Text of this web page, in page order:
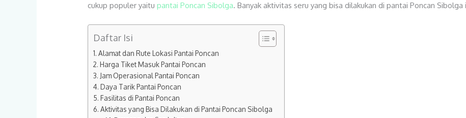
cukup populer yaitupantai Poncan Sibolga. Banyak aktivitas seru yang bisa dilakukan di pantai Poncan
Daftar Isi
Alamat dan Rute Lokasi Pantai Poncan
Harga Tiket Masuk Pantai Poncan
Jam Operasional Pantai Poncan
Daya Tarik Pantai Poncan
Fasilitas di Pantai Poncan
Aktivitas yang Bisa Dilakukan di Pantai Poncan Sibolga